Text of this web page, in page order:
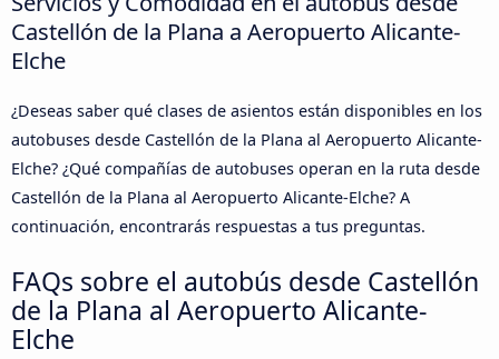
Castellón de la Plana a Aeropuerto Alicante-
Elche
¿Deseas saber qué clases de asientos están disponibles en los
autobuses desde Castellón de la Plana al Aeropuerto Alicante-
Elche? ¿Qué compañías de autobuses operan en la ruta desde
Castellón de la Plana al Aeropuerto Alicante-Elche? A
continuación, encontrarás respuestas a tus preguntas.
FAQs sobre el autobús desde Castellón
de la Plana al Aeropuerto Alicante-
Elche